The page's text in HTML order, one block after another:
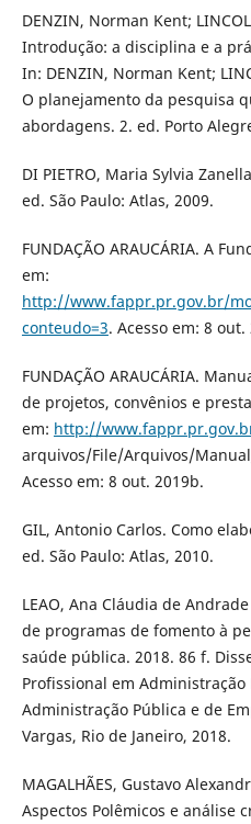
DENZIN, Norman Kent;
Introdução: a disciplina e a
In: DENZIN, Norman Kent;
O planejamento da pesquisa
abordagens. 2. ed. Porto
DI PIETRO, Maria Sylvia
ed. São Paulo: Atlas, 2009.
FUNDAÇÃO ARAUCÁRIA. A
em:
http://www.fappr.pr.gov.br/
conteudo=3. Acesso em: 8 out.
FUNDAÇÃO ARAUCÁRIA.
de projetos, convênios e
em: http://
arquivos/File/Arquivos/
Acesso em: 8 out. 2019b.
GIL, Antonio Carlos. Como
ed. São Paulo: Atlas, 2010.
LEAO, Ana Cláudia de
de programas de fomento à
saúde pública. 2018. 86 f.
Profissional em
Administração Pública e de
Vargas, Rio de Janeiro, 2018.
MAGALHÃES, Gustavo
Aspectos Polêmicos e análise